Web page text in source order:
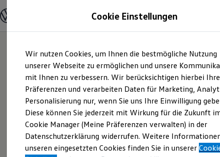
Hauptinhalt
springen
Footer
springen
Modelle und Konfigurator
Modelle vergleichen
Elektroautos
ENERGY Sondermodelle
Nutzfahrzeuge
SUV und CUV
Familienautos
Kombis
Kompaktwagen
Sportwagen
Schnell verfügbare Fahrzeuge
Angebote und Produkte
Aktuelle Angebote
E-Auto-Förderung
Cookie Einstellungen
Wir nutzen Cookies, um Ihnen die bestmögliche Nutzung
unserer Webseite zu ermöglichen und unsere
mit Ihnen zu verbessern. Wir berücksichtigen hierbei Ihre
Präferenzen und verarbeiten Daten für Marketing,
Personalisierung nur, wenn Sie uns Ihre Einwilligung
Diese können Sie jederzeit mit Wirkung für die Zukunft
Cookie Manager (Meine Präferenzen verwalten) in der
Datenschutzerklärung widerrufen. Weitere
unseren eingesetzten Cookies finden Sie in unserer